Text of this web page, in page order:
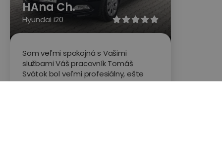
   
HAna Ch.
Hyundai i20
Som veľmi spokojná s Vašimi
službami Váš pracovník Tomáš
Svátok bol veľmi profesiálny, ešte
som sa nestretla s tak kvalitným